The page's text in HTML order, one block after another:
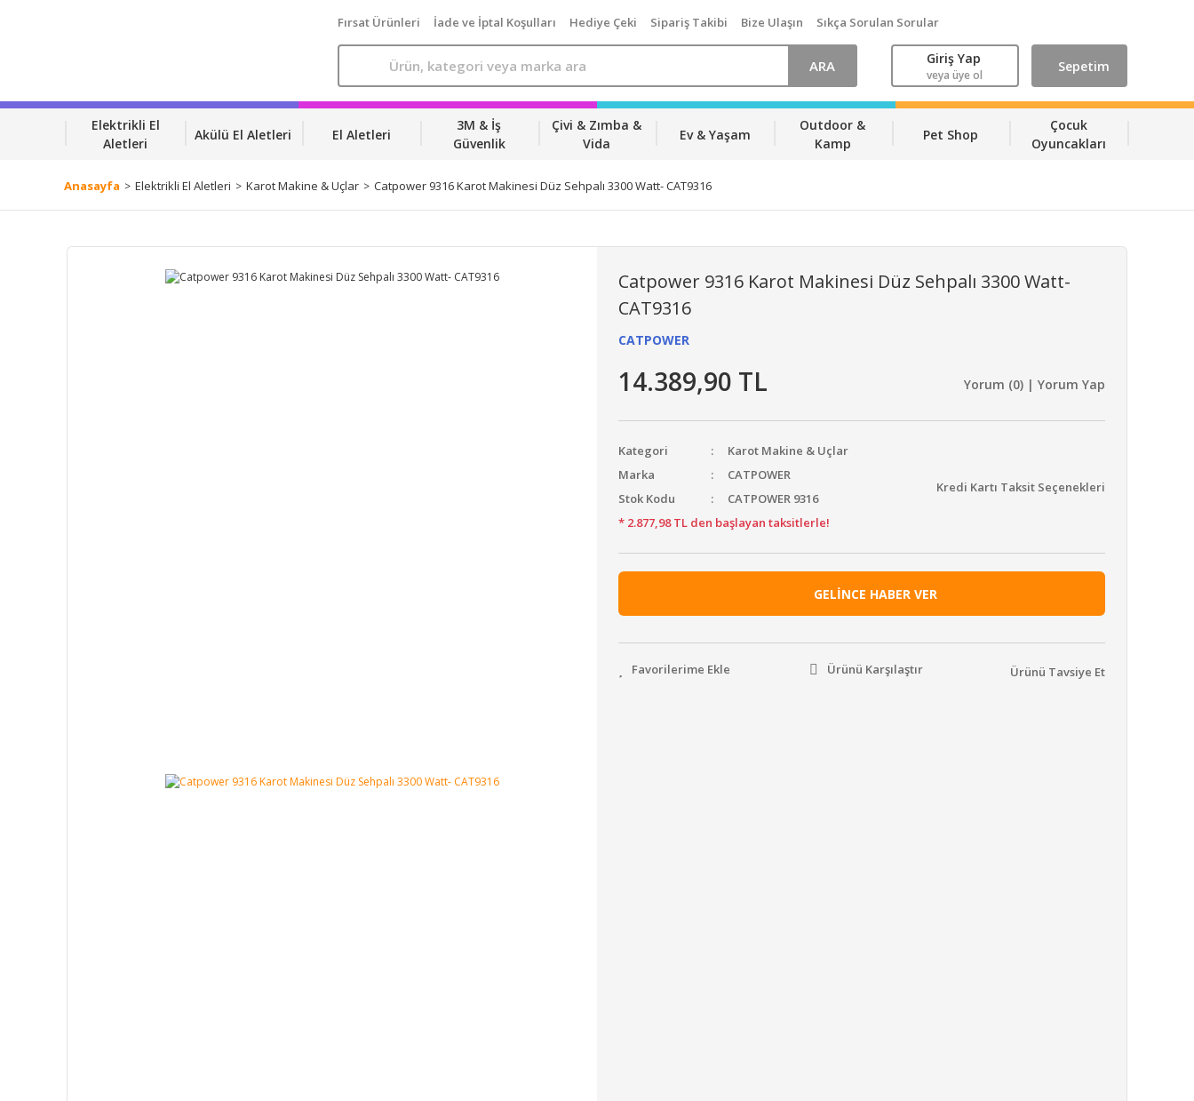
Fırsat Ürünleri İade ve İptal Koşulları Hediye Çeki Sipariş Takibi Bize Ulaşın Sıkça Sorulan Sorular
ARA Giriş Yap
veya üye ol
Sepetim
Elektrikli El
Aletleri
Akülü El Aletleri El Aletleri
3M & İş
Güvenlik
Çivi & Zımba &
Vida
Ev & Yaşam
Outdoor &
Kamp
Pet Shop
Çocuk
Oyuncakları
Anasayfa Elektrikli El Aletleri Karot Makine & Uçlar Catpower 9316 Karot Makinesi Düz Sehpalı 3300 Watt- CAT9316
Catpower 9316 Karot Makinesi Düz Sehpalı 3300 Watt-
CAT9316
CATPOWER
14.389,90 TL Yorum (0) | Yorum Yap
Kategori
Karot Makine & Uçlar
Marka
CATPOWER
Stok Kodu
CATPOWER 9316
* 2.877,98 TL den başlayan taksitlerle!
Kredi Kartı Taksit Seçenekleri
GELİNCE HABER VER
Ürünü Karşılaştır Ürünü Tavsiye Et